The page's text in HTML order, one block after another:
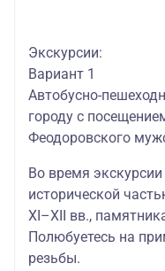
Экскурсии:
Вариант 1
Автобусно-
городу с
Феодоровского
Во время экскурсии
исторической
XI–XII вв.,
Полюбуетесь на
резьбы.